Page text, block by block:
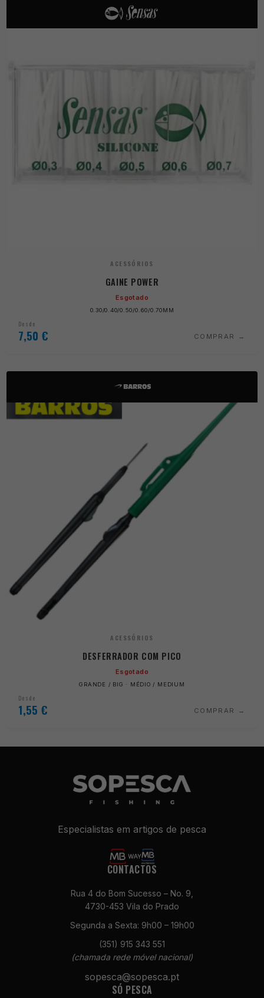
ACESSÓRIOS
GAINE POWER
Esgotado
0.30/0.40/0.50/0.60/0.70MM
Desde
7,50 € COMPRAR
ACESSÓRIOS
DESFERRADOR COM PICO
Esgotado
GRANDE / BIG · MÉDIO / MEDIUM
Desde
1,55 € COMPRAR
Especialistas em artigos de pesca
CONTACTOS
Rua 4 do Bom Sucesso – No. 9,
4730-453 Vila do Prado
Segunda a Sexta: 9h00 – 19h00
(351) 915 343 551
(chamada rede móvel nacional)
sopesca@sopesca.pt
SÓ PESCA